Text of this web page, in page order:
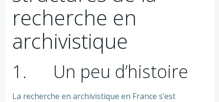
recherche en
archivistique
1. Un peu d’histoire
La recherche en archivistique en France s’est